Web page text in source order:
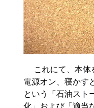
これにて、本体
電源オン、寝かす
という「石油スト